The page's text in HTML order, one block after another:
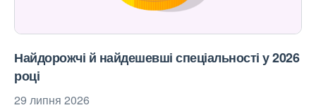
Найдорожчі й найдешевші спеціальності у 2026
році
29 липня 2026